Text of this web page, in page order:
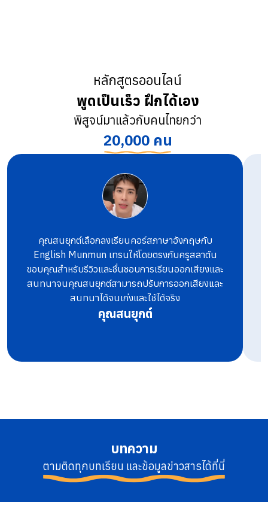
หลักสูตรออนไลน์
พูดเป็นเร็ว ฝึกได้เอง
พิสูจน์มาแล้วกับคนไทยกว่า
20,000 คน
คุณสนยุกต์เลือกลงเรียนคอร์สภาษาอังกฤษกับ
English Munmun เทรนให้โดยตรงกับครูสลาตัน
ขอบคุณสำหรับรีวิวและชื่นชอบการเรียนออกเสียงและ
สนทนาจนคุณสนยุกต์สามารถปรับการออกเสียงและ
สนทนาได้จนเก่งและใช้ได้จริง
คุณสนยุกต์
บทความ
ตามติดทุกบทเรียน และข้อมูลข่าวสารได้ที่นี่